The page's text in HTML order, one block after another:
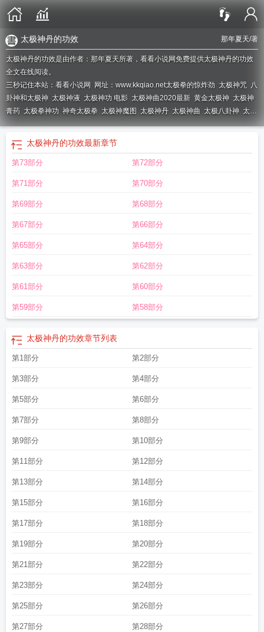
那年夏天/著
太极神丹的功效
太极神丹的功效是由作者：那年夏天所著，看看小说网免费提供太极神丹的功效
全文在线阅读。
三秒记住本站：看看小说网 网址：www.kkqiao.net太极拳的惊炸劲 太极神咒 八
卦神和太极神 太极神液 太极神功 电影 太极神曲2020最新 黄金太极神 太极神
膏药 太极拳神功 神奇太极拳 太极神魔图 太极神丹 太极神曲 太极八卦神 太极
神是谁的机甲太极神针视频太极神丹的功效电影太极神功全部太极八卦神
太极仙是属于什么神仙 我想看太极神功
神高磊
介太极通神 太极神液是什么东西
功效
太极神功百科 太极神油说明书
用太极神功经典老版电影 太极神功视频太极大神
太极神丹的功效最新章节
第73部分 第72部分
第71部分 第70部分
第69部分 第68部分
第67部分 第66部分
第65部分 第64部分
第63部分 第62部分
第61部分 第60部分
第59部分 第58部分
太极神丹的功效章节列表
第1部分 第2部分
第3部分 第4部分
第5部分 第6部分
第7部分 第8部分
第9部分 第10部分
第11部分 第12部分
第13部分 第14部分
第15部分 第16部分
第17部分 第18部分
第19部分 第20部分
第21部分 第22部分
第23部分 第24部分
第25部分 第26部分
第27部分 第28部分